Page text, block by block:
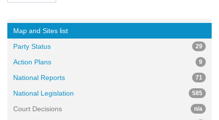
Map and Sites list
Party Status
29
Action Plans 9
National Reports 71
National Legislation 585
Court Decisions n/a